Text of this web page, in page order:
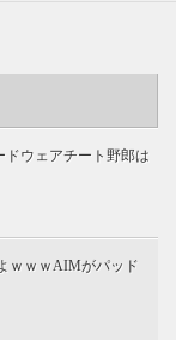
ドウェアチート野郎は
ｗｗｗAIMがパッド